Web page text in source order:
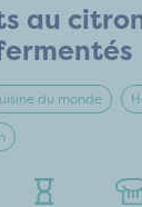
au
du monde